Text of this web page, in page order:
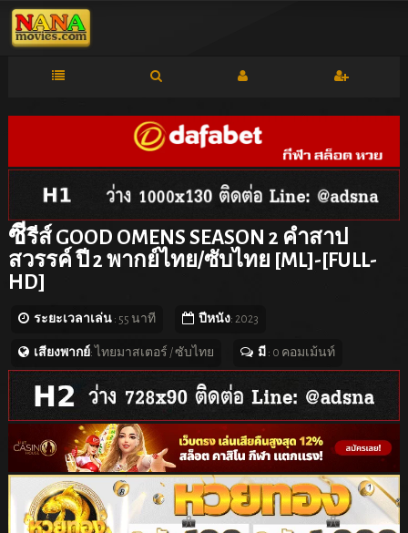
ซีรีส์ GOOD OMENS SEASON 2 คำสาป
สวรรค์ ปี 2 พากย์ไทย/ซับไทย [ML]-[FULL-
HD]
ระยะเวลาเล่น: 55 นาที ปีหนัง: 2023
เสียงพากย์: ไทยมาสเตอร์ / ซับไทย มี : 0 คอมเม้นท์